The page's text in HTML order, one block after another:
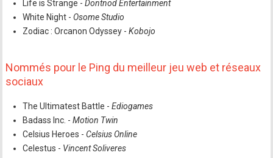
Life is Strange -Dontnod Entertainment
White Night - Osome Studio
Zodiac : Orcanon Odyssey -Kobojo
Nommés pour le Ping du meilleur jeu web et réseaux
sociaux
The Ultimatest Battle -Ediogames
Badass Inc. -Motion Twin
Celsius Heroes -Celsius Online
Celestus - Vincent Soliveres